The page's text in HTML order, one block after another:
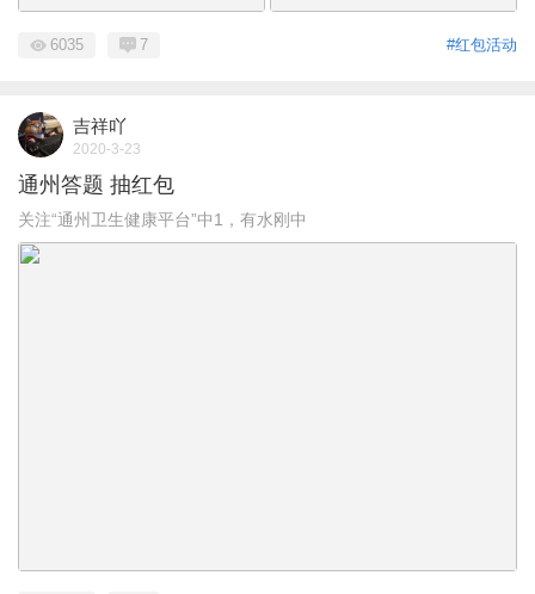
#红包活动
6035 7
吉祥吖
2020-3-23
通州答题 抽红包
关注“通州卫生健康平台”中1，有水刚中